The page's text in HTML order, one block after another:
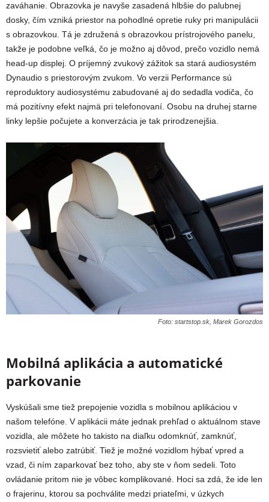
zaváhanie. Obrazovka je navyše zasadená hlbšie do palubnej
dosky, čím vzniká priestor na pohodlné opretie ruky pri manipulácii
s obrazovkou. Tá je združená s obrazovkou prístrojového panelu,
takže je podobne veľká, čo je možno aj dôvod, prečo vozidlo nemá
head-up displej. O príjemný zvukový zážitok sa stará audiosystém
Dynaudio s priestorovým zvukom. Vo verzii Performance sú
reproduktory audiosystému zabudované aj do sedadla vodiča, čo
má pozitívny efekt najmä pri telefonovaní. Osobu na druhej starne
linky lepšie počujete a konverzácia je tak prirodzenejšia.
Foto: startstop.sk, Marek Gorozdos
Mobilná aplikácia a automatické
parkovanie
Vyskúšali sme tiež prepojenie vozidla s mobilnou aplikáciou v
našom telefóne. V aplikácii máte jednak prehľad o aktuálnom stave
vozidla, ale môžete ho takisto na diaľku odomknúť, zamknúť,
rozsvietiť alebo zatrúbiť. Tiež je možné vozidlom hýbať vpred a
vzad, či ním zaparkovať bez toho, aby ste v ňom sedeli. Toto
ovládanie pritom nie je vôbec komplikované. Hoci sa zdá, že ide len
o frajerinu, ktorou sa pochválite medzi priateľmi, v úzkych